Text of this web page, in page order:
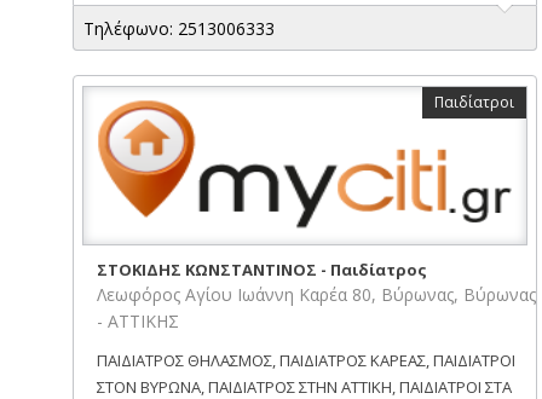
Τηλέφωνο: 2513006333
Παιδίατροι
ΣΤΟΚΙΔΗΣ ΚΩΝΣΤΑΝΤΙΝΟΣ - Παιδίατρος
Λεωφόρος Αγίου Ιωάννη Καρέα 80, Βύρωνας, Βύρωνας
- ΑΤΤΙΚΗΣ
ΠΑΙΔΙΑΤΡΟΣ ΘΗΛΑΣΜΟΣ, ΠΑΙΔΙΑΤΡΟΣ ΚΑΡΕΑΣ, ΠΑΙΔΙΑΤΡΟΙ
ΣΤΟΝ ΒΥΡΩΝΑ, ΠΑΙΔΙΑΤΡΟΣ ΣΤΗΝ ΑΤΤΙΚΗ, ΠΑΙΔΙΑΤΡΟΙ ΣΤΑ